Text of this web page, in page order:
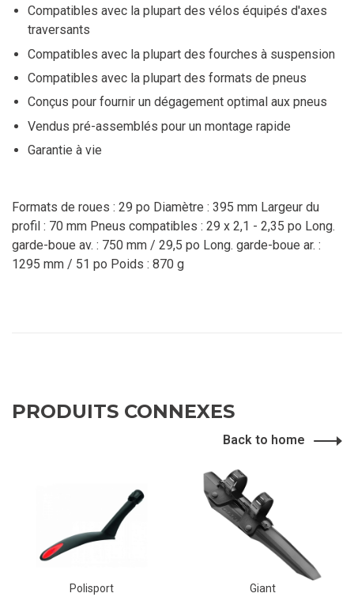
Compatibles avec la plupart des vélos équipés d'axes
traversants
Compatibles avec la plupart des fourches à suspension
Compatibles avec la plupart des formats de pneus
Conçus pour fournir un dégagement optimal aux pneus
Vendus pré-assemblés pour un montage rapide
Garantie à vie
Formats de roues : 29 po Diamètre : 395 mm Largeur du
profil : 70 mm Pneus compatibles : 29 x 2,1 - 2,35 po Long.
garde-boue av. : 750 mm / 29,5 po Long. garde-boue ar. :
1295 mm / 51 po Poids : 870 g
PRODUITS CONNEXES
Back to home
Polisport Giant